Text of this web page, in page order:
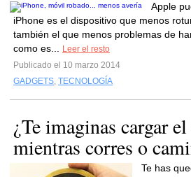
Apple
iPhone es el dispositivo que menos
también el que menos problemas de
como es...
Leer el resto
Publicado el 10 marzo 2014
GADGETS, TECNOLOGÍA
¿Te imaginas cargar
mientras corres o
Te has